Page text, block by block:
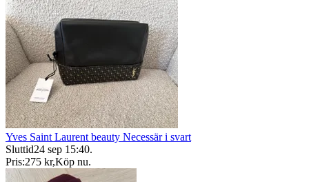
Yves Saint Laurent beauty Necessär i svart
Sluttid24 sep 15:40.
Pris:275 kr,Köp nu.